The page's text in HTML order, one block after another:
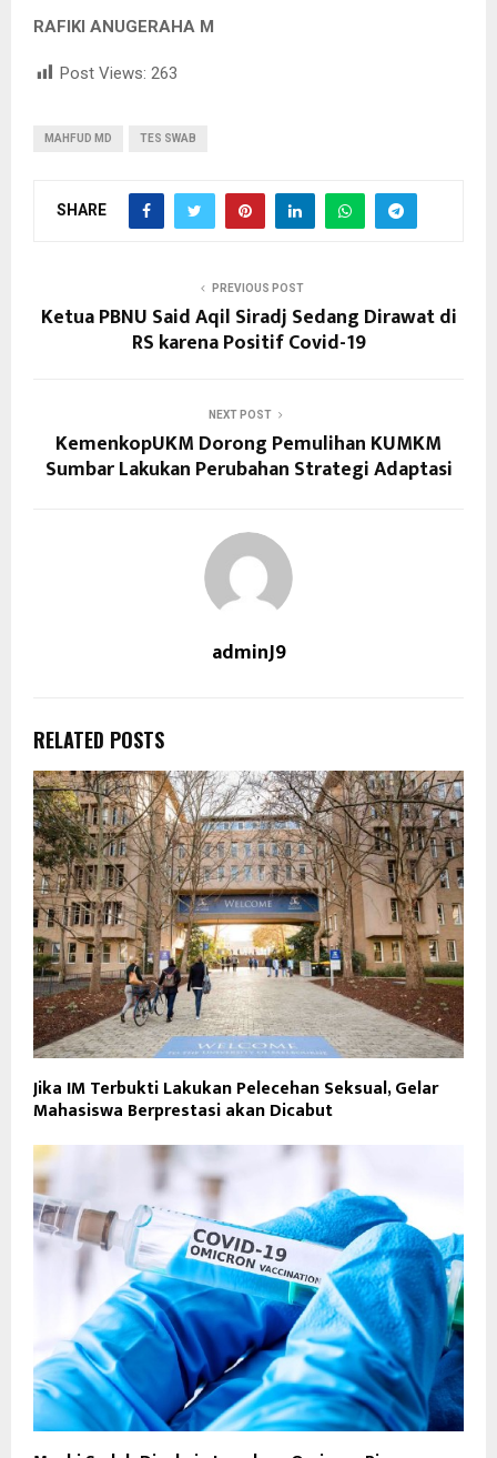
RAFIKI ANUGERAHA M
Post Views: 263
MAHFUD MD TES SWAB
SHARE
PREVIOUS POST
Ketua PBNU Said Aqil Siradj Sedang Dirawat di
RS karena Positif Covid-19
NEXT POST
KemenkopUKM Dorong Pemulihan KUMKM
Sumbar Lakukan Perubahan Strategi Adaptasi
adminJ9
RELATED POSTS
Jika IM Terbukti Lakukan Pelecehan Seksual, Gelar
Mahasiswa Berprestasi akan Dicabut